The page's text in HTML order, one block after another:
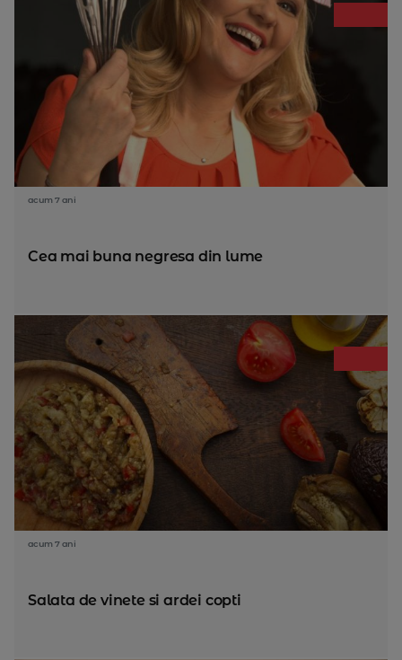
acum 7 ani
Cea mai buna negresa din lume
acum 7 ani
Salata de vinete si ardei copti